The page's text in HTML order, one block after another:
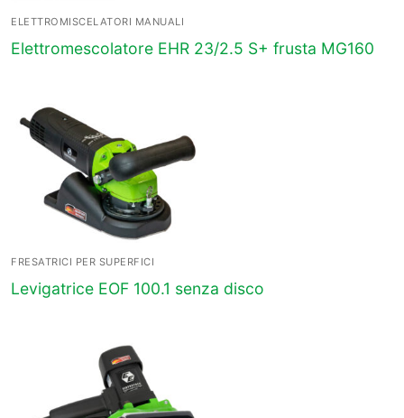
ELETTROMISCELATORI MANUALI
Elettromescolatore EHR 23/2.5 S+ frusta MG160
FRESATRICI PER SUPERFICI
Levigatrice EOF 100.1 senza disco